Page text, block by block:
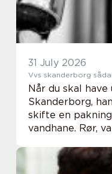
31 July 2026
Vvs
Når du skal
Skanderborg,
skifte en
vandhane. Rør,
hverdagen, og
dyre og besværli...